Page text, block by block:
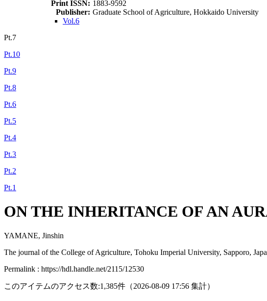
Print ISSN: 1883-9592
Publisher: Graduate School of Agriculture, Hokkaido University
Vol.6
Pt.7
Pt.10
Pt.9
Pt.8
Pt.6
Pt.5
Pt.4
Pt.3
Pt.2
Pt.1
ON THE INHERITANCE OF AN
YAMANE, Jinshin
The journal of the College of Agriculture, Tohoku Imperial University, Sapporo,
Permalink : https://hdl.handle.net/2115/12530
このアイテムのアクセス数:1,385件 （2026-08-09 17:56 集計）